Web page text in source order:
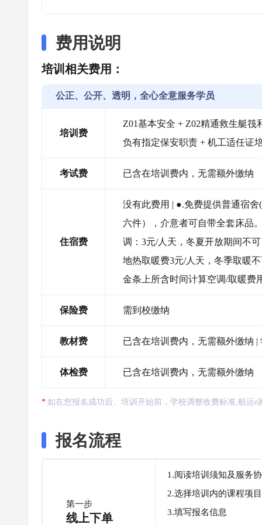
费用说明
培训相关费用：
公正、公开、透明，全心全意服务学员
培训费
Z01基本安全 + Z02精通救生艇筏
负有指定保安职责 + 机工适任证
考试费 已含在培训费内，无需额外缴纳
住宿费
没有此费用 | ●.免费提供普通宿
六件），介意者可自带全套床品
调：3元/人天，冬夏开放期间不
地热取暖费3元/人天，冬季取暖
金条上所含时间计算空调/取暖费
保险费 需到校缴纳
教材费 已含在培训费内，无需额外缴纳
体检费 已含在培训费内，无需额外缴纳
如在您报名成功后、培训开始前，学校调整收费标准,航运
报名流程
第一步
线上下单
1.阅读培训须知及服务
2.选择培训内的课程项目
3.填写报名信息